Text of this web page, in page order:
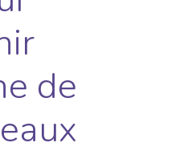
de